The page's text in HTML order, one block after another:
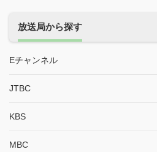
放送局から探す
Eチャンネル
JTBC
KBS
MBC